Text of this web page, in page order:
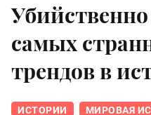
самых
трендов в
ИСТОРИИ МИРОВАЯ